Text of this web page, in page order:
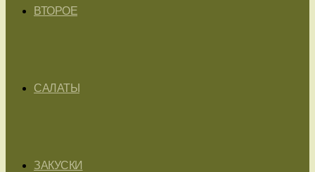
ВТОРОЕ
САЛАТЫ
ЗАКУСКИ